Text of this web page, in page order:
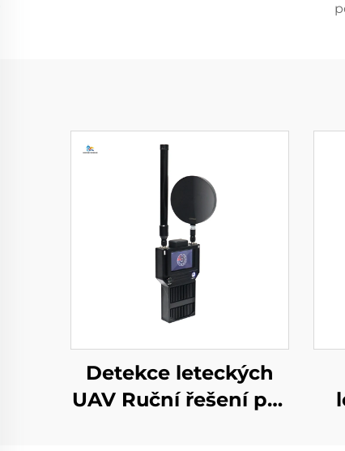
Detekce leteckých
UAV Ruční řešení pro